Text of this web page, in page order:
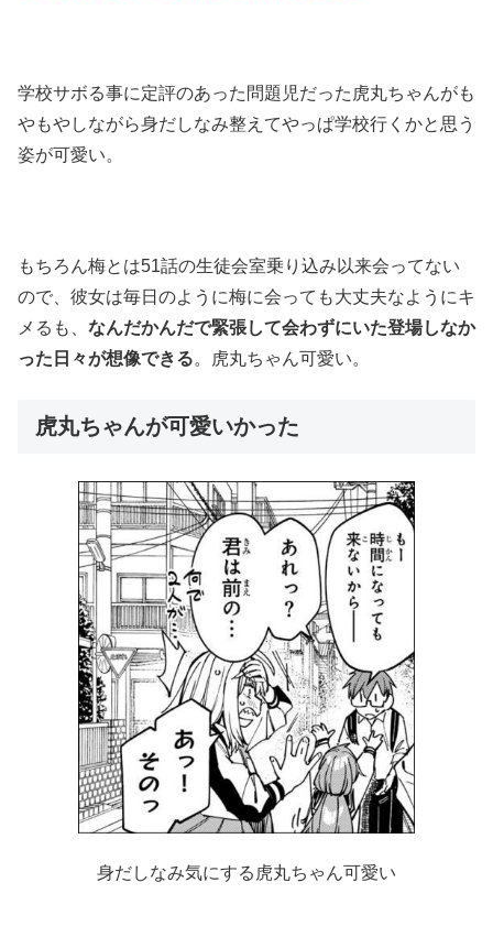
学校サボる事に定評のあった問題児だった虎丸ちゃんがも
やもやしながら身だしなみ整えてやっぱ学校行くかと思う
姿が可愛い。
もちろん梅とは51話の生徒会室乗り込み以来会ってない
ので、彼女は毎日のように梅に会っても大丈夫なようにキ
メるも、 なんだかんだで緊張して会わずにいた登場しなか
った日々が想像できる。虎丸ちゃん可愛い。
虎丸ちゃんが可愛いかった
身だしなみ気にする虎丸ちゃん可愛い